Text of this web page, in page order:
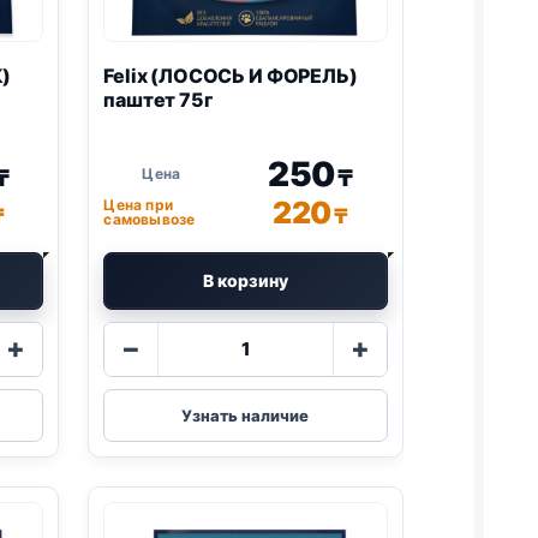
+
Felix(ЛОСОСЬ И ФОРЕЛЬ)
паштет 75г
250₸
Цена при
самовывозе
220₸
В корзину
−
товара
Felix
(ЛОСОСЬ
ФОРЕЛЬ)
паштет
+
Узнать наличие